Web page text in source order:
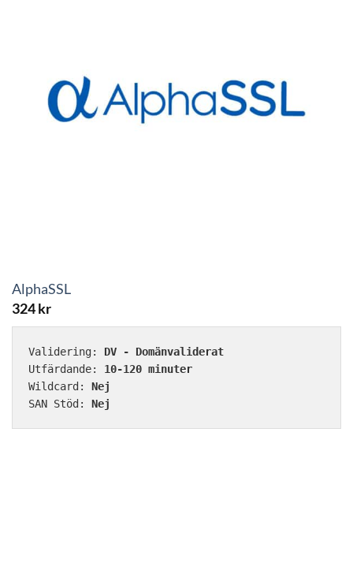
AlphaSSL
324kr
Validering: DV - Domänvaliderat
Utfärdande: 10-120 minuter
Wildcard: Nej
SAN Stöd: Nej